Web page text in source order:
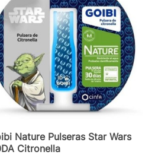
Nature Pulseras Star Wars
Citronella